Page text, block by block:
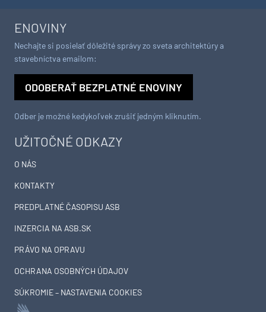
UŽITOČNÉ ODKAZY
O NÁS
KONTAKTY
PREDPLATNÉ ČASOPISU ASB
INZERCIA NA ASB.SK
PRÁVO NA OPRAVU
OCHRANA OSOBNÝCH ÚDAJOV
SÚKROMIE – NASTAVENIA COOKIES
ENOVINY
Nechajte si posielať dôležité správy zo sveta architektúry a
stavebníctva emailom:
ODOBERAŤ BEZPLATNÉ ENOVINY
Odber je možné kedykoľvek zrušiť jedným kliknutím.